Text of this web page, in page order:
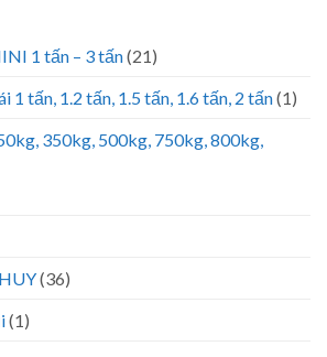
1 tấn – 3 tấn(21)
1 tấn, 1.2 tấn, 1.5 tấn, 1.6 tấn, 2 tấn(1)
350kg, 500kg, 750kg, 800kg,
(36)
(1)